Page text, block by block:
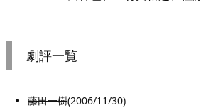
劇評一覧
藤田一樹(2006/11/30)